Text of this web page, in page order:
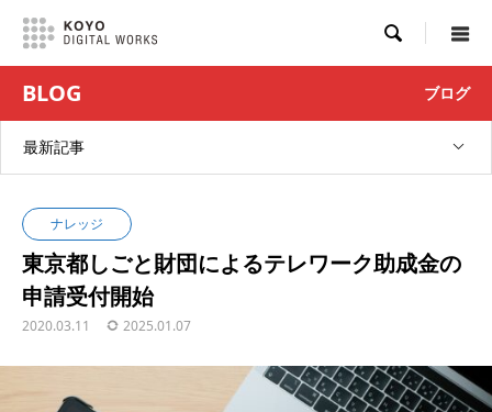

BLOG ブログ
最新記事
ナレッジ
東京都しごと財団によるテレワーク助成金の
申請受付開始
2020.03.11 2025.01.07